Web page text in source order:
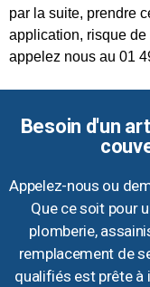
par la suite, prendre
application, risque
appelez nous au 01
Besoin d'un
Appelez-nous ou
Que ce soit pour
plomberie,
remplacement de
qualifiés est prête à